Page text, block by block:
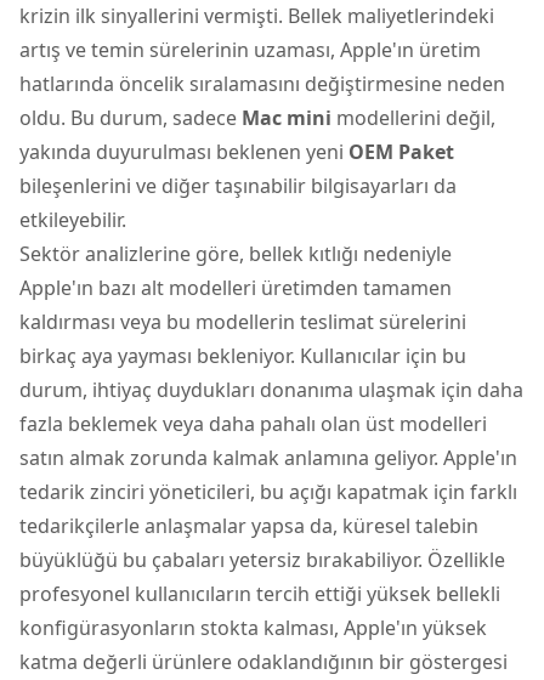
krizin ilk sinyallerini vermişti. Bellek maliyetlerindeki
artış ve temin sürelerinin uzaması, Apple'ın üretim
hatlarında öncelik sıralamasını değiştirmesine neden
oldu. Bu durum, sadece Mac mini modellerini değil,
yakında duyurulması beklenen yeni OEM Paket
bileşenlerini ve diğer taşınabilir bilgisayarları da
etkileyebilir.
Sektör analizlerine göre, bellek kıtlığı nedeniyle
Apple'ın bazı alt modelleri üretimden tamamen
kaldırması veya bu modellerin teslimat sürelerini
birkaç aya yayması bekleniyor. Kullanıcılar için bu
durum, ihtiyaç duydukları donanıma ulaşmak için daha
fazla beklemek veya daha pahalı olan üst modelleri
satın almak zorunda kalmak anlamına geliyor. Apple'ın
tedarik zinciri yöneticileri, bu açığı kapatmak için farklı
tedarikçilerle anlaşmalar yapsa da, küresel talebin
büyüklüğü bu çabaları yetersiz bırakabiliyor. Özellikle
profesyonel kullanıcıların tercih ettiği yüksek bellekli
konfigürasyonların stokta kalması, Apple'ın yüksek
katma değerli ürünlere odaklandığının bir göstergesi